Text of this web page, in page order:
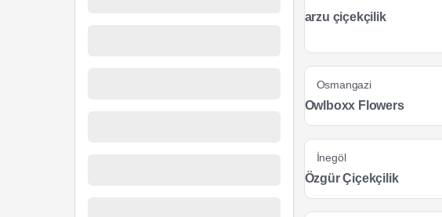
arzu çiçekçilik
Osmangazi
Owlboxx Flowers
İnegöl
Özgür Çiçekçilik